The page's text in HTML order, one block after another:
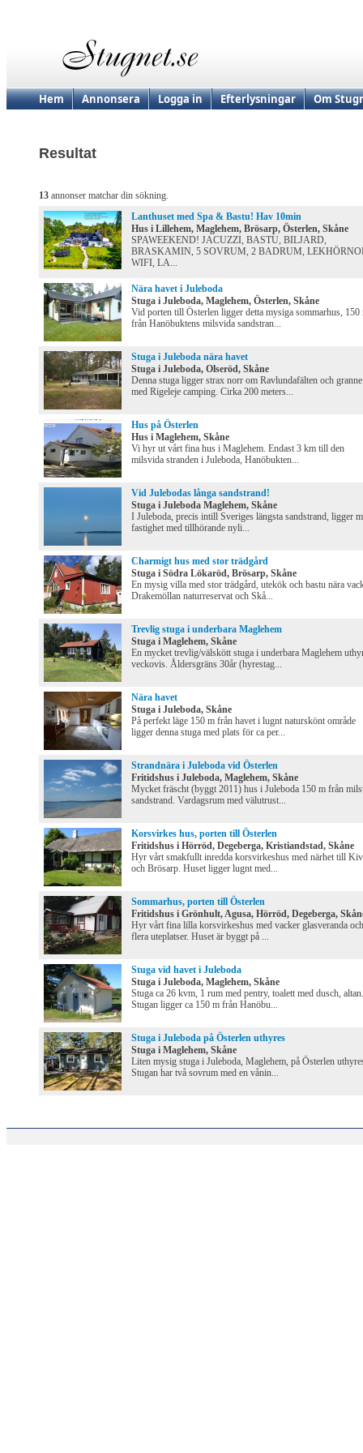
Hem Annonsera Logga in Efterlysningar Om
Resultat
13 annonser matchar din sökning.
Lanthuset med Spa & Bastu! Hav 10min
Hus i Lillehem, Maglehem, Brösarp, Österlen, Skåne
SPAWEEKEND! JACUZZI, BASTU, BILJARD,
BRASKAMIN, 5 SOVRUM, 2 BADRUM,
WIFI, LA...
Nära havet i Juleboda
Stuga i Juleboda, Maglehem, Österlen, Skåne
Vid porten till Österlen ligger detta mysiga sommarhus, 150
från Hanöbuktens milsvida sandstran...
Stuga i Juleboda nära havet
Stuga i Juleboda, Olseröd, Skåne
Denna stuga ligger strax norr om Ravlundafälten och granne
med Rigeleje camping. Cirka 200 meters...
Hus på Österlen
Hus i Maglehem, Skåne
Vi hyr ut vårt fina hus i Maglehem. Endast 3 km till den
milsvida stranden i Juleboda, Hanöbukten...
Vid Julebodas långa sandstrand!
Stuga i Juleboda Maglehem, Skåne
I Juleboda, precis intill Sveriges längsta sandstrand, ligger
fastighet med tillhörande nyli...
Charmigt hus med stor trädgård
Stuga i Södra Lökaröd, Brösarp, Skåne
En mysig villa med stor trädgård, utekök och bastu nära
Drakemöllan naturreservat och Skå...
Trevlig stuga i underbara Maglehem
Stuga i Maglehem, Skåne
En mycket trevlig/välskött stuga i underbara Maglehem
veckovis. Åldersgräns 30år (hyrestag...
Nära havet
Stuga i Juleboda, Skåne
På perfekt läge 150 m från havet i lugnt naturskönt område
ligger denna stuga med plats för ca per...
Strandnära i Juleboda vid Österlen
Fritidshus i Juleboda, Maglehem, Skåne
Mycket fräscht (byggt 2011) hus i Juleboda 150 m från
sandstrand. Vardagsrum med välutrust...
Korsvirkes hus, porten till Österlen
Fritidshus i Hörröd, Degeberga, Kristiandstad, Skåne
Hyr vårt smakfullt inredda korsvirkeshus med närhet till
och Brösarp. Huset ligger lugnt med...
Sommarhus, porten till Österlen
Fritidshus i Grönhult, Agusa, Hörröd, Degeberga,
Hyr vårt fina lilla korsvirkeshus med vacker glasveranda och
flera uteplatser. Huset är byggt på ...
Stuga vid havet i Juleboda
Stuga i Juleboda, Maglehem, Skåne
Stuga ca 26 kvm, 1 rum med pentry, toalett med dusch, altan.
Stugan ligger ca 150 m från Hanöbu...
Stuga i Juleboda på Österlen uthyres
Stuga i Maglehem, Skåne
Liten mysig stuga i Juleboda, Maglehem, på Österlen
Stugan har två sovrum med en vånin...